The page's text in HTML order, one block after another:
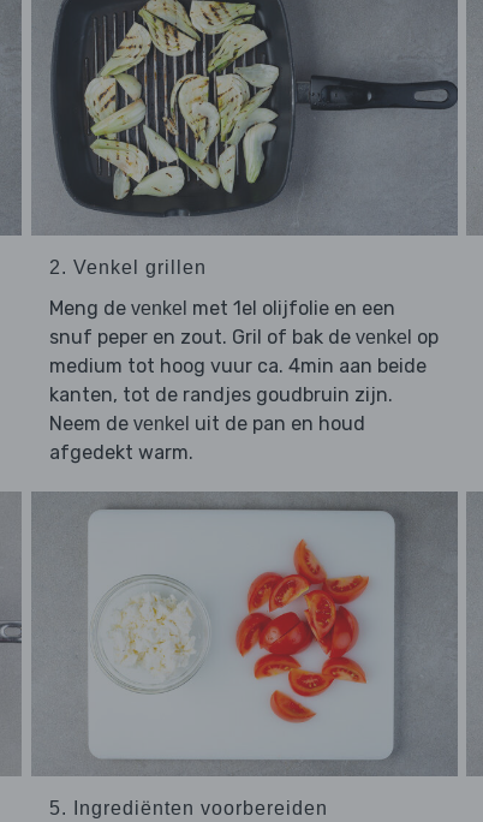
2. Venkel grillen
Meng de venkel met 1el olijfolie en een
snuf peper en zout. Gril of bak de venkel op
medium tot hoog vuur ca. 4min aan beide
kanten, tot de randjes goudbruin zijn.
Neem de venkel uit de pan en houd
afgedekt warm.
5. Ingrediënten voorbereiden